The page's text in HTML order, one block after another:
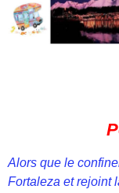
Alors que le
Fortaleza et rejoint